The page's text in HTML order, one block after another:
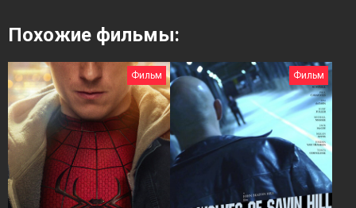
Похожие фильмы:
Фильм Фильм